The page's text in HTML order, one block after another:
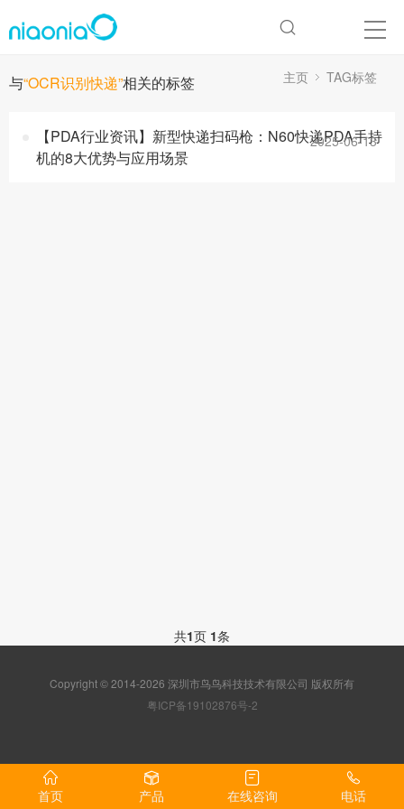
与“OCR识别快递”相关的标签 主页 TAG标签
【PDA行业资讯】新型快递扫码枪：N60快递PDA手持
机的8大优势与应用场景
2025-06-13
共1页 1条
Copyright © 2014-2026 深圳市鸟鸟科技技术有限公司 版权所有
粤ICP备19102876号-2
首页 产品 在线咨询 电话